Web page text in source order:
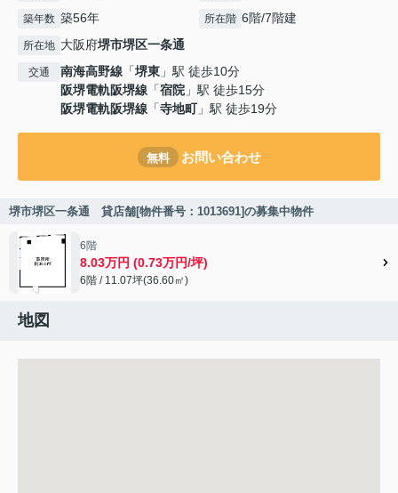
築年数 築56年 所在階 6階/7階建
所在地 大阪府堺市堺区一条通
交通 南海高野線 「堺東 」駅 徒歩10分
阪堺電軌阪堺線 「宿院 」駅 徒歩15分
阪堺電軌阪堺線 「寺地町」駅 徒歩19分
無料 お問い合わせ
堺市堺区一条通 貸店舗[物件番号：1013691]の募集中物件
6階
8.03万円 (0.73万円/坪)
6階 / 11.07坪(36.60㎡)
地図